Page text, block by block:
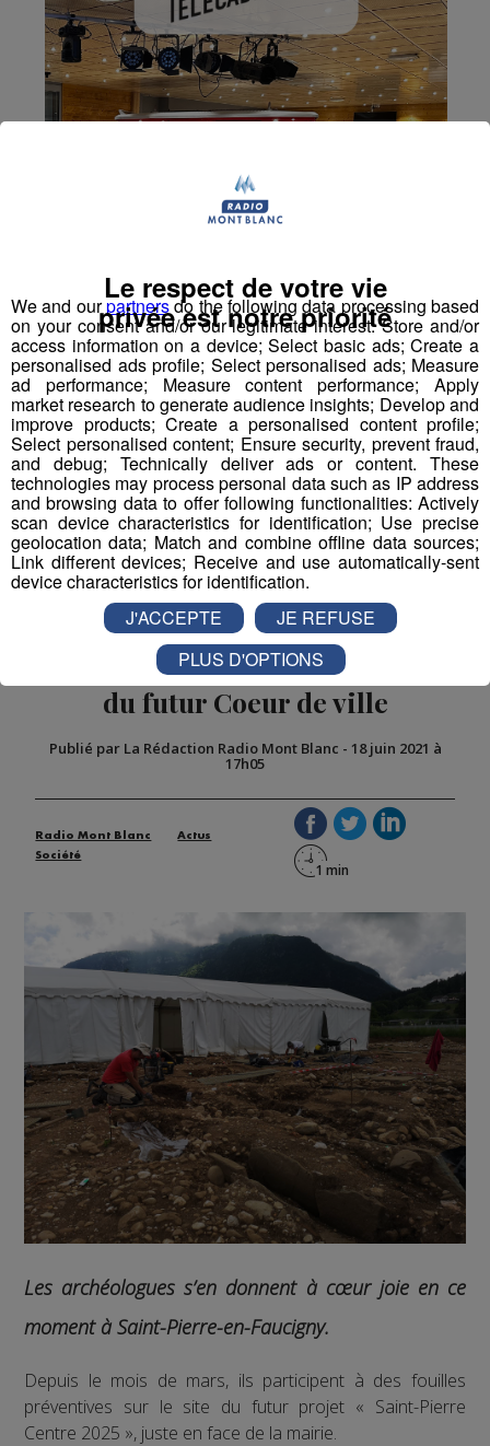
Saint-Pierre-en-Faucigny : des
vestiges de l'âge de bronze et du
Moyen-Age découverts sur le site
du futur Coeur de ville
Publié par La Rédaction Radio Mont Blanc - 18 juin 2021 à
17h05
Radio Mont Blanc
Actus
Société
Les archéologues s’en donnent à cœur joie en ce
moment à Saint-Pierre-en-Faucigny.
Depuis le mois de mars, ils participent à des fouilles
préventives sur le site du futur projet « Saint-Pierre
Centre 2025 », juste en face de la mairie.
We and ourpartnersdo the following data processing based
on your consent and/or our legitimate interest: Store and/or
access information on a device; Select basic ads; Create a
personalised ads profile; Select personalised ads; Measure
ad performance; Measure content performance; Apply
market research to generate audience insights; Develop and
improve products; Create a personalised content profile;
Select personalised content; Ensure security, prevent fraud,
and debug; Technically deliver ads or content. These
technologies may process personal data such as IP address
and browsing data to offer following functionalities: Actively
scan device characteristics for identification; Use precise
geolocation data; Match and combine offline data sources;
Link different devices; Receive and use automatically-sent
device characteristics for identification.
Le respect de votre vie
privée est notre priorité
J'ACCEPTE
JE REFUSE
PLUS D'OPTIONS